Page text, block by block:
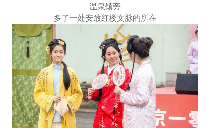
温泉镇旁
多了一处安放红楼文脉的所在